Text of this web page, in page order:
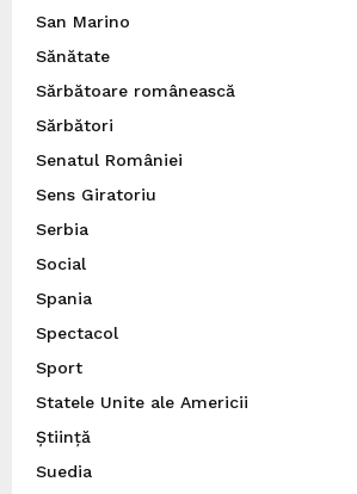
San Marino
Sănătate
Sărbătoare românească
Sărbători
Senatul României
Sens Giratoriu
Serbia
Social
Spania
Spectacol
Sport
Statele Unite ale Americii
Știință
Suedia